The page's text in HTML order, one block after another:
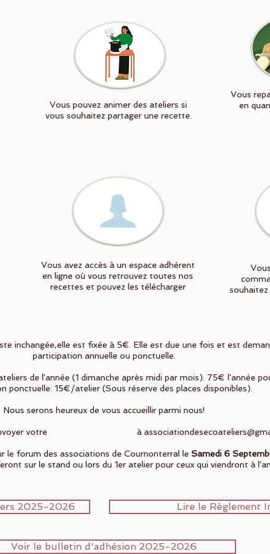
Vous pouvez animer des ateliers si
vous souhaitez partager une recette.
Vous
en
Vous avez accès à un espace adhérent
en ligne où vous retrouvez toutes nos
recettes et pouvez les télécharger
souhaitez
inchangée,elle est fixée à 5€. Elle est due une fois et est
participation annuelle ou ponctuelle.
de l'année (1 dimanche après midi par mois): 75€ l'année
ponctuelle: 15€/atelier (Sous réserve des places disponibles).
Nous serons heureux de vous accueillir parmi nous!
renvoyer votre à
le forum des associations de Cournonterral le Samedi 6
sur le stand ou lors du 1er atelier pour ceux qui viendront à
2025-2026 Lire le Règlement
Voir le bulletin d'adhésion 2025-2026